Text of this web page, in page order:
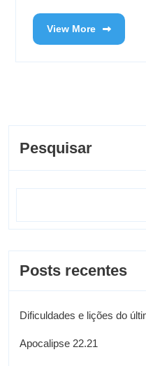
View More
Pesquisar
Posts recentes
Dificuldades e lições do
Apocalipse 22.21